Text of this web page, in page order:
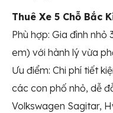
Thuê Xe 5 Chỗ Bắc
Phù hợp: Gia đình nhỏ
em) với hành lý vừa
Ưu điểm: Chi phí tiết
các con phố nhỏ, dễ
Volkswagen Sagitar,